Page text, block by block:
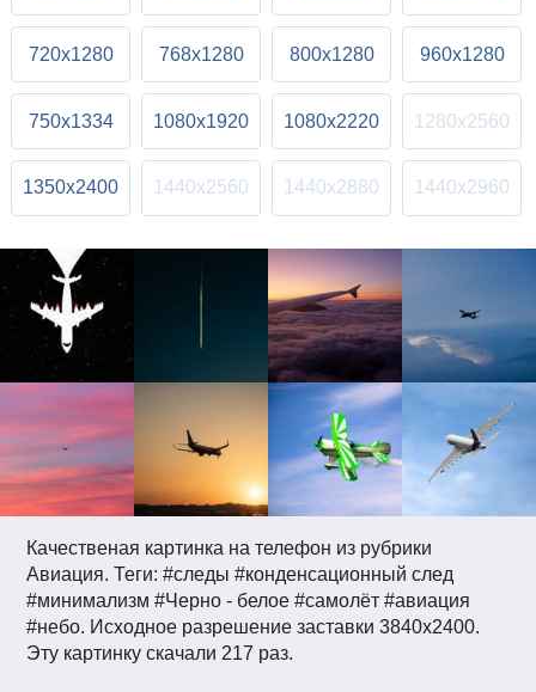
Качественая картинка на телефон из рубрики
Авиация. Теги: #следы #конденсационный след
#минимализм #Черно - белое #самолёт #авиация
#небо. Исходное разрешение заставки 3840x2400.
Эту картинку скачали 217 раз.
720x1280 768x1280 800x1280 960x1280
750x1334 1080x1920 1080x2220 1280x2560
1350x2400 1440x2560 1440x2880 1440x2960